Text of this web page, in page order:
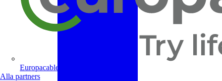
Europacable
Alla partners